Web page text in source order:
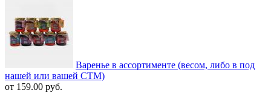
Варенье в ассортименте (весом, либо в под
нашей или вашей СТМ)
от 159.00 руб.